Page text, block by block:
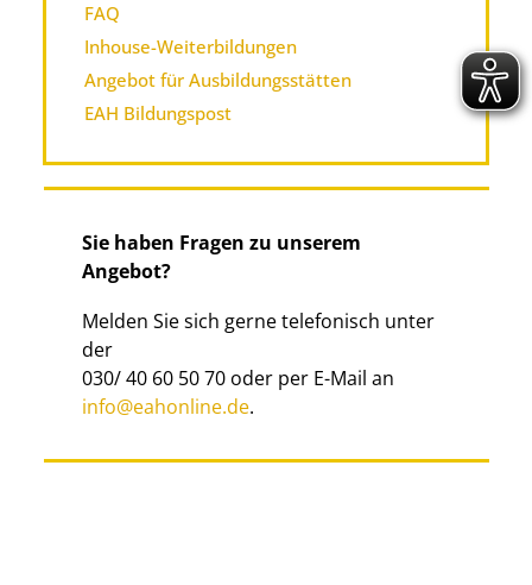
FAQ
Inhouse-Weiterbildungen
Angebot für Ausbildungsstätten
EAH Bildungspost
Sie haben Fragen zu unserem
Angebot?
Melden Sie sich gerne telefonisch unter
der
030/ 40 60 50 70 oder per E-Mail an
info@eahonline.de.